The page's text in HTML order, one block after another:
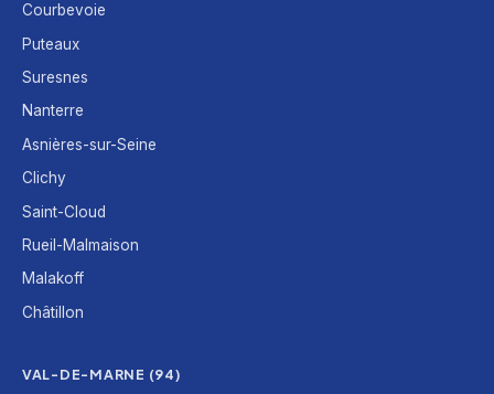
Courbevoie
Puteaux
Suresnes
Nanterre
Asnières-sur-Seine
Clichy
Saint-Cloud
Rueil-Malmaison
Malakoff
Châtillon
VAL-DE-MARNE (94)